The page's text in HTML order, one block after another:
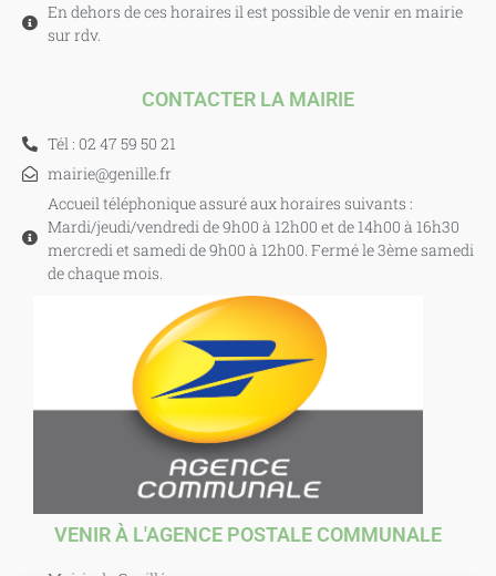
En dehors de ces horaires il est possible de venir en mairie
sur rdv.
CONTACTER LA MAIRIE
Tél : 02 47 59 50 21
mairie@genille.fr
Accueil téléphonique assuré aux horaires suivants :
Mardi/jeudi/vendredi de 9h00 à 12h00 et de 14h00 à 16h30
mercredi et samedi de 9h00 à 12h00. Fermé le 3ème samedi
de chaque mois.
VENIR À L'AGENCE POSTALE COMMUNALE